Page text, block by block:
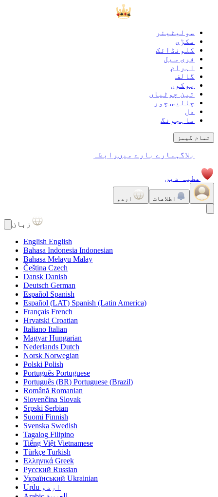
سولیٹیئر
مکڑی
کلونڈائک
فری سیل
اہرام
گالف
يوكون
تین چوٹیاں
چالیس چور
دل
ماہجونگ
تمام گیمز
بلاگ ہمارے بارے میں رابطہ
عطیہ دیں
اطلاعات اردو
زبان
English English
Bahasa Indonesia Indonesian
Bahasa Melayu Malay
Čeština Czech
Dansk Danish
Deutsch German
Español Spanish
Español (LAT) Spanish (Latin America)
Français French
Hrvatski Croatian
Italiano Italian
Magyar Hungarian
Nederlands Dutch
Norsk Norwegian
Polski Polish
Português Portuguese
Português (BR) Portuguese (Brazil)
Română Romanian
Slovenčina Slovak
Srpski Serbian
Suomi Finnish
Svenska Swedish
Tagalog Filipino
Tiếng Việt Vietnamese
Türkçe Turkish
Ελληνικά Greek
Русский Russian
Український Ukrainian
اردو Urdu